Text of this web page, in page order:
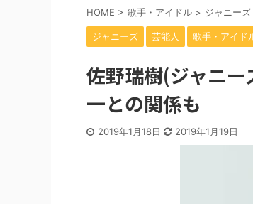
HOME > 歌手・アイドル > ジャニーズ
ジャニーズ 芸能人 歌手・アイド
佐野瑞樹(ジャニ
一との関係も
2019年1月18日 2019年1月19日